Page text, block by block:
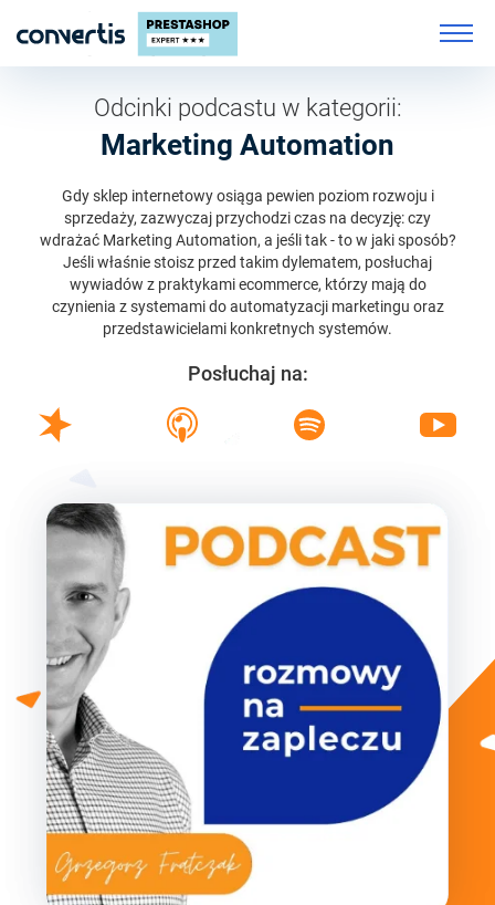
Odcinki podcastu w kategorii:
Marketing Automation
Gdy sklep internetowy osiąga pewien poziom rozwoju i
sprzedaży, zazwyczaj przychodzi czas na decyzję: czy
wdrażać Marketing Automation, a jeśli tak - to w jaki sposób?
Jeśli właśnie stoisz przed takim dylematem, posłuchaj
wywiadów z praktykami ecommerce, którzy mają do
czynienia z systemami do automatyzacji marketingu oraz
przedstawicielami konkretnych systemów.
Posłuchaj na: